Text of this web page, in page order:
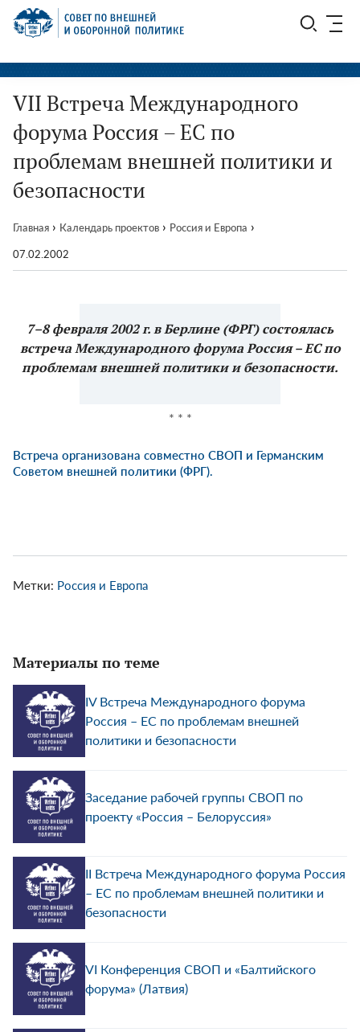
Перейти
СВОП
VII Встреча Международного
форума Россия – ЕС по
проблемам внешней политики и
безопасности
Главная › Календарь проектов › Россия и Европа ›
07.02.2002
7–8 февраля 2002 г. в Берлине (ФРГ) состоялась
встреча Международного форума Россия – ЕС по
проблемам внешней политики и безопасности.
* * *
Встреча организована совместно СВОП и Германским
Советом внешней политики (ФРГ).
Метки: Россия и Европа
Материалы по теме
IV Встреча Международного форума
Россия – ЕС по проблемам внешней
политики и безопасности
Заседание рабочей группы СВОП по
проекту «Россия – Белоруссия»
II Встреча Международного форума Россия
– ЕС по проблемам внешней политики и
безопасности
VI Конференция СВОП и «Балтийского
форума» (Латвия)